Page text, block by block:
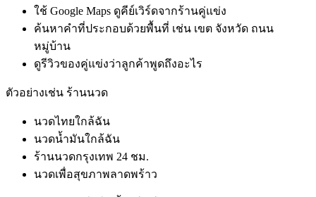
ใช้ Google Maps ดูคีย์เวิร์ดจากร้านคู่แข่ง
ค้นหาคำที่ประกอบด้วยพื้นที่ เช่น เขต จังหวัด ถนน
หมู่บ้าน
ดูรีวิวของคู่แข่งว่าลูกค้าพูดถึงอะไร
ตัวอย่างเช่น ร้านนวด
นวดไทยใกล้ฉัน
นวดน้ำมันใกล้ฉัน
ร้านนวดกรุงเทพ 24 ชม.
นวดเพื่อสุขภาพลาดพร้าว